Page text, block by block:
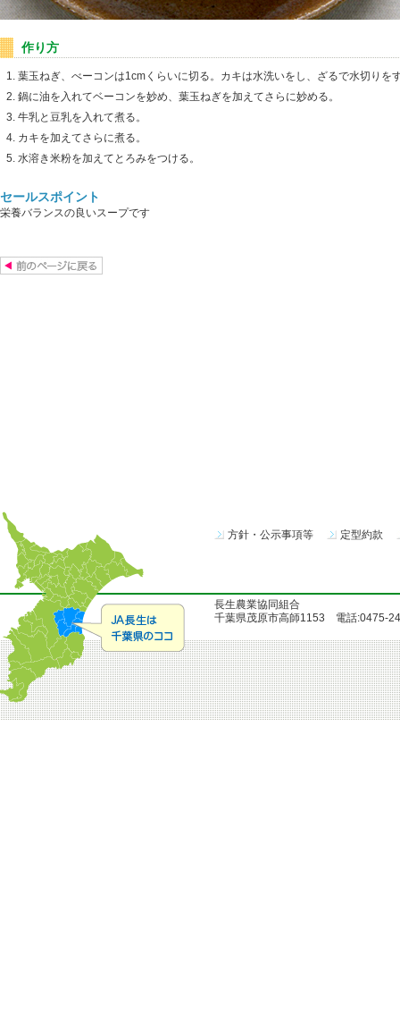
作り方
葉玉ねぎ、べーコンは1cmくらいに切る。カキは水洗いをし、ざるで水切りを
鍋に油を入れてベーコンを妙め、葉玉ねぎを加えてさらに妙める。
牛乳と豆乳を入れて煮る。
カキを加えてさらに煮る。
水溶き米粉を加えてとろみをつける。
セールスポイント
栄養バランスの良いスープです
方針・公示事項等 定型約款
長生農業協同組合
千葉県茂原市高師1153 電話:0475-